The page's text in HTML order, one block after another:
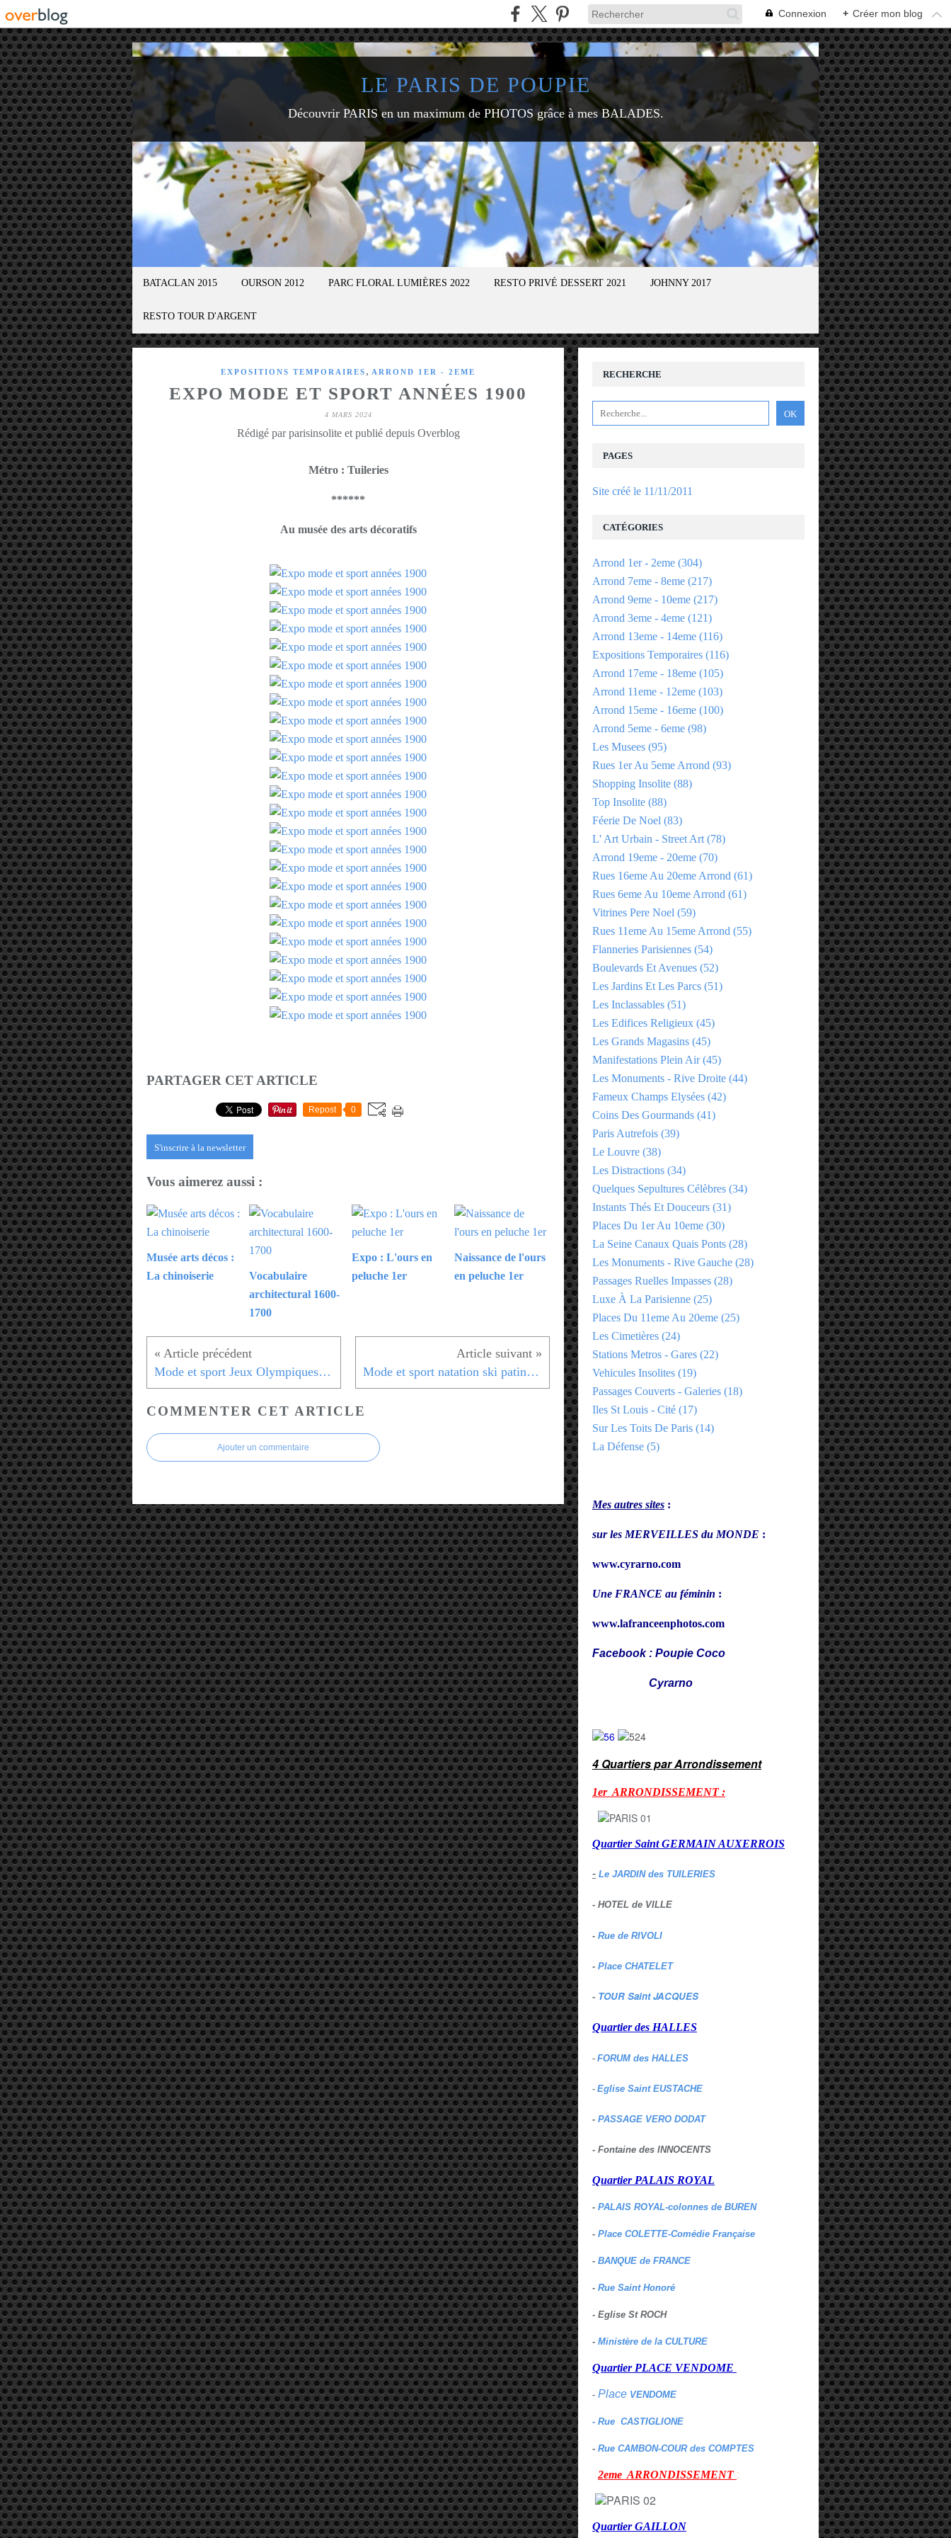
Connexion + Créer mon blog
LE PARIS DE POUPIE
Découvrir PARIS en un maximum de PHOTOS grâce à mes BALADES.
BATACLAN 2015 OURSON 2012 PARC FLORAL LUMIÈRES 2022 RESTO PRIVÉ DESSERT 2021 JOHNNY 2017
RESTO TOUR D'ARGENT
EXPOSITIONS TEMPORAIRES , ARROND 1ER - 2EME
EXPO MODE ET SPORT ANNÉES 1900
4 MARS 2024
Rédigé par parisinsolite et publié depuis Overblog
Métro : Tuileries
******
Au musée des arts décoratifs
PARTAGER CET ARTICLE
Repost 0
S'inscrire à la newsletter
Vous aimerez aussi :
Musée arts décos :
La chinoiserie
Vocabulaire
architectural 1600-
1700
Expo : L'ours en
peluche 1er
Naissance de l'ours
en peluche 1er
Mode et sport Jeux Olympiques 1er Mode et sport natation ski patinage 1er
COMMENTER CET ARTICLE
Ajouter un commentaire
RECHERCHE
PAGES
Site créé le 11/11/2011
CATÉGORIES
Arrond 1er - 2eme (304)
Arrond 7eme - 8eme (217)
Arrond 9eme - 10eme (217)
Arrond 3eme - 4eme (121)
Arrond 13eme - 14eme (116)
Expositions Temporaires (116)
Arrond 17eme - 18eme (105)
Arrond 11eme - 12eme (103)
Arrond 15eme - 16eme (100)
Arrond 5eme - 6eme (98)
Les Musees (95)
Rues 1er Au 5eme Arrond (93)
Shopping Insolite (88)
Top Insolite (88)
Féerie De Noel (83)
L' Art Urbain - Street Art (78)
Arrond 19eme - 20eme (70)
Rues 16eme Au 20eme Arrond (61)
Rues 6eme Au 10eme Arrond (61)
Vitrines Pere Noel (59)
Rues 11eme Au 15eme Arrond (55)
Flanneries Parisiennes (54)
Boulevards Et Avenues (52)
Les Jardins Et Les Parcs (51)
Les Inclassables (51)
Les Edifices Religieux (45)
Les Grands Magasins (45)
Manifestations Plein Air(45)
Les Monuments - Rive Droite (44)
Fameux Champs Elysées (42)
Coins Des Gourmands (41)
Paris Autrefois (39)
Le Louvre (38)
Les Distractions (34)
Quelques Sepultures Célèbres (34)
Instants Thés Et Douceurs (31)
Places Du 1er Au 10eme (30)
La Seine Canaux Quais Ponts (28)
Les Monuments - Rive Gauche (28)
Passages Ruelles Impasses (28)
Luxe À La Parisienne (25)
Places Du 11eme Au 20eme (25)
Les Cimetières (24)
Stations Metros - Gares (22)
Vehicules Insolites (19)
Passages Couverts - Galeries (18)
Iles St Louis - Cité (17)
Sur Les Toits De Paris (14)
La Défense (5)
Mes autres sites :
sur les MERVEILLES du MONDE :
www.cyrarno.com
Une FRANCE au féminin :
www.lafranceenphotos.com
Facebook : Poupie Coco
Cyrarno
4 Quartiers par Arrondissement
1er ARRONDISSEMENT :
Quartier Saint GERMAIN AUXERROIS
- Le JARDIN des TUILERIES
- HOTEL de VILLE
- Rue de RIVOLI
- Place CHATELET
- TOUR Saint JACQUES
Quartier des HALLES
- FORUM des HALLES
- Eglise Saint EUSTACHE
- PASSAGE VERO DODAT
- Fontaine des INNOCENTS
Quartier PALAIS ROYAL
- PALAIS ROYAL-colonnes de BUREN
- Place COLETTE-Comédie Française
- BANQUE de FRANCE
- Rue Saint Honoré
- Eglise St ROCH
- Ministère de la CULTURE
Quartier PLACE VENDOME
- Place VENDOME
- Rue CASTIGLIONE
- Rue CAMBON-COUR des COMPTES
2eme ARRONDISSEMENT :
Quartier GAILLON